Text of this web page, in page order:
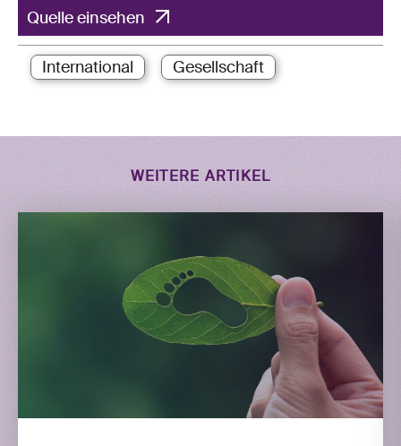
Quelle einsehen
International Gesellschaft
WEITERE ARTIKEL